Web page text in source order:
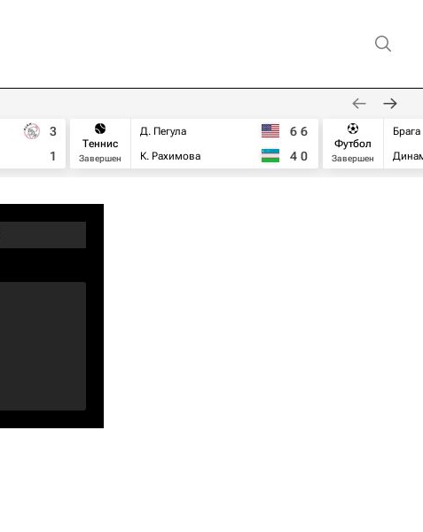
3
1
Теннис
Завершен
Д. Пегула
К. Рахимова
6 6
4 0
Футбол
Завершен
Брага